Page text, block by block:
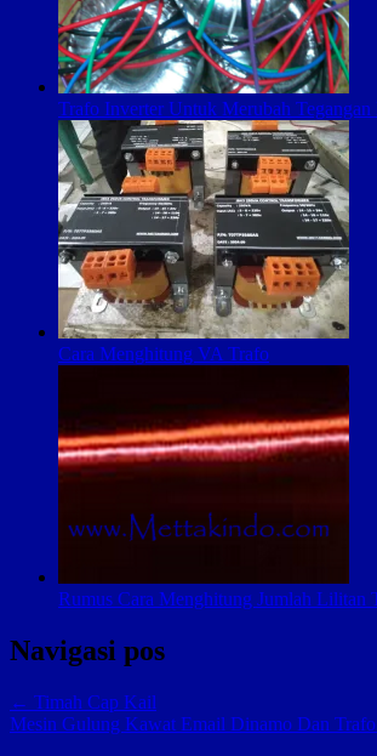
Trafo Inverter Untuk Merubah
Cara Menghitung VA Trafo
Rumus Cara Menghitung Jumlah Lilitan
Navigasi pos
← Timah Cap Kail
Mesin Gulung Kawat Email Dinamo Dan